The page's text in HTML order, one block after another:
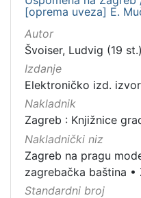
[oprema uveza] E.
Autor
Švoiser, Ludvig (19 st.)
Izdanje
Elektroničko izd.
Nakladnik
Zagreb : Knjižnice
Nakladnički niz
Zagreb na pragu
zagrebačka baština •
Standardni broj